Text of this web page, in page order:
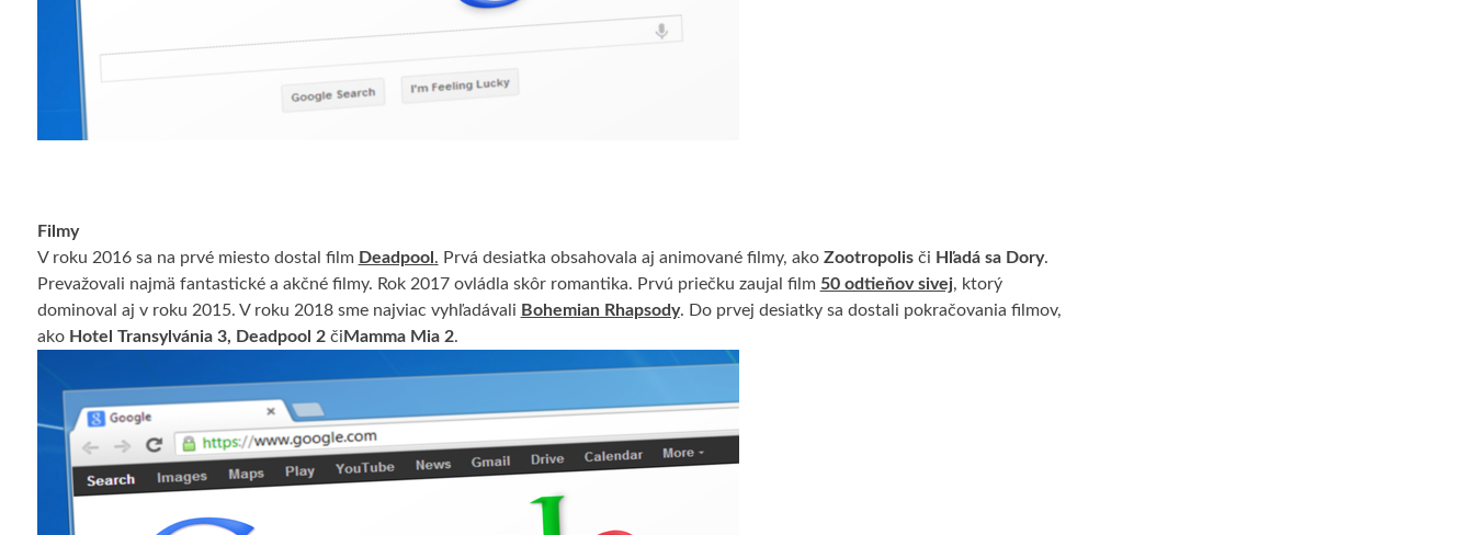
Filmy
V roku 2016 sa na prvé miesto dostal film Deadpool. Prvá desiatka obsahovala aj animované filmy, ako Zootropolis či Hľadá sa Dory.
Prevažovali najmä fantastické a akčné filmy. Rok 2017 ovládla skôr romantika. Prvú priečku zaujal film 50 odtieňov sivej, ktorý
dominoval aj v roku 2015. V roku 2018 sme najviac vyhľadávali Bohemian Rhapsody. Do prvej desiatky sa dostali pokračovania filmov,
ako Hotel Transylvánia 3, Deadpool 2 čiMamma Mia 2.